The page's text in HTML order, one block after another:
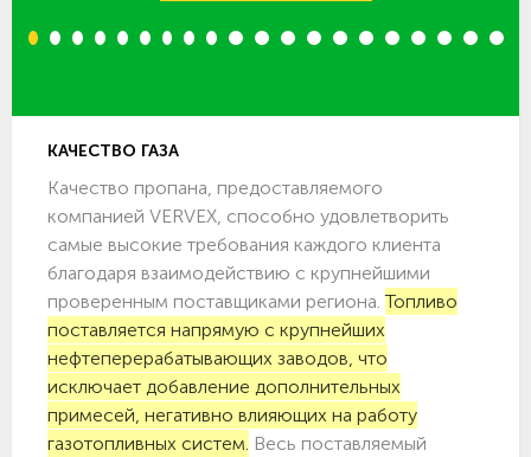
1 2 3 4 5 6 7 8 9 10 11 12 13 14 15 16 17 18 19 20
КАЧЕСТВО ГАЗА
Качество пропана, предоставляемого
компанией VERVEX, способно удовлетворить
самые высокие требования каждого клиента
благодаря взаимодействию с крупнейшими
проверенным поставщиками региона.Топливо
поставляется напрямую с крупнейших
нефтеперерабатывающих заводов, что
исключает добавление дополнительных
примесей, негативно влияющих на работу
газотопливных систем. Весь поставляемый